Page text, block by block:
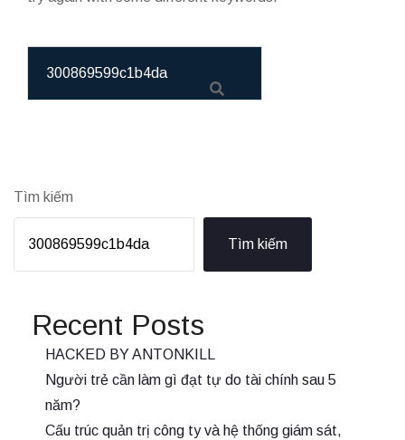
Tìm kiếm
Tìm kiếm
Recent Posts
HACKED BY ANTONKILL
Người trẻ cần làm gì đạt tự do tài chính sau 5
năm?
Cấu trúc quản trị công ty và hệ thống giám sát,